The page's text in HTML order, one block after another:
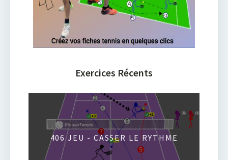
Exercices Récents
406 JEU - CASSER LE RYTHME